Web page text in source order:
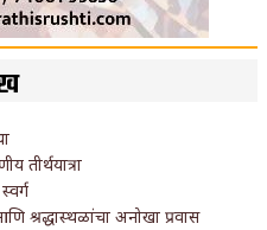
तीर्थयात्रा
श्रद्धास्थळांचा अनोखा प्रवास